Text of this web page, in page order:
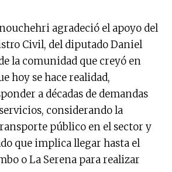
agradeció el apoyo del
Civil, del diputado Daniel
la comunidad que creyó en
hoy se hace realidad,
a décadas de demandas
considerando la
público en el sector y
que implica llegar hasta el
o La Serena para realizar